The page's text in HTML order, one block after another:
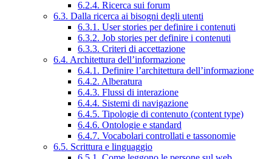
6.2.4. Ricerca sui forum
6.3. Dalla ricerca ai bisogni degli utenti
6.3.1. User stories per definire i contenuti
6.3.2. Job stories per definire i contenuti
6.3.3. Criteri di accettazione
6.4. Architettura dell’informazione
6.4.1. Definire l’architettura dell’informazione
6.4.2. Alberatura
6.4.3. Flussi di interazione
6.4.4. Sistemi di navigazione
6.4.5. Tipologie di contenuto (content type)
6.4.6. Ontologie e standard
6.4.7. Vocabolari controllati e tassonomie
6.5. Scrittura e linguaggio